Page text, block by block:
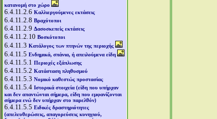
κατανομή στο χώρο
6.4.11.2.6 Καλλιεργούμενες εκτάσεις
6.4.11.2.8 Βραχότοποι
6.4.11.2.9 Δασοσκεπείς εκτάσεις
6.4.11.2.10 Βοσκότοποι
6.4.11.3 Κατάλογος των πτηνών της περιοχής
6.4.11.5 Ενδημικά, σπάνια, ή απειλούμενα είδη
6.4.11.5.1 Περιοχές εξάπλωσης
6.4.11.5.2 Κατάσταση πληθυσμού
6.4.11.5.3 Νομικό καθεστώς προστασίας
6.4.11.5.4 Ιστορικά στοιχεία (είδη που υπήρχαν
και δεν απαντώνται σήμερα, είδη που εμφανίζονται
σήμερα ενώ δεν υπήρχαν στο παρελθόν)
6.4.11.5.5 Ειδικές δραστηριότητες
(απελευθερώσεις, απαγορεύσεις κυνηγιού,